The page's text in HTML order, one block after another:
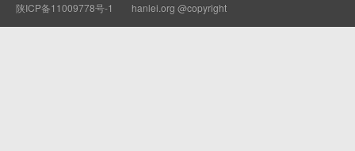
陕ICP备11009778号-1 hanlei.org @copyright